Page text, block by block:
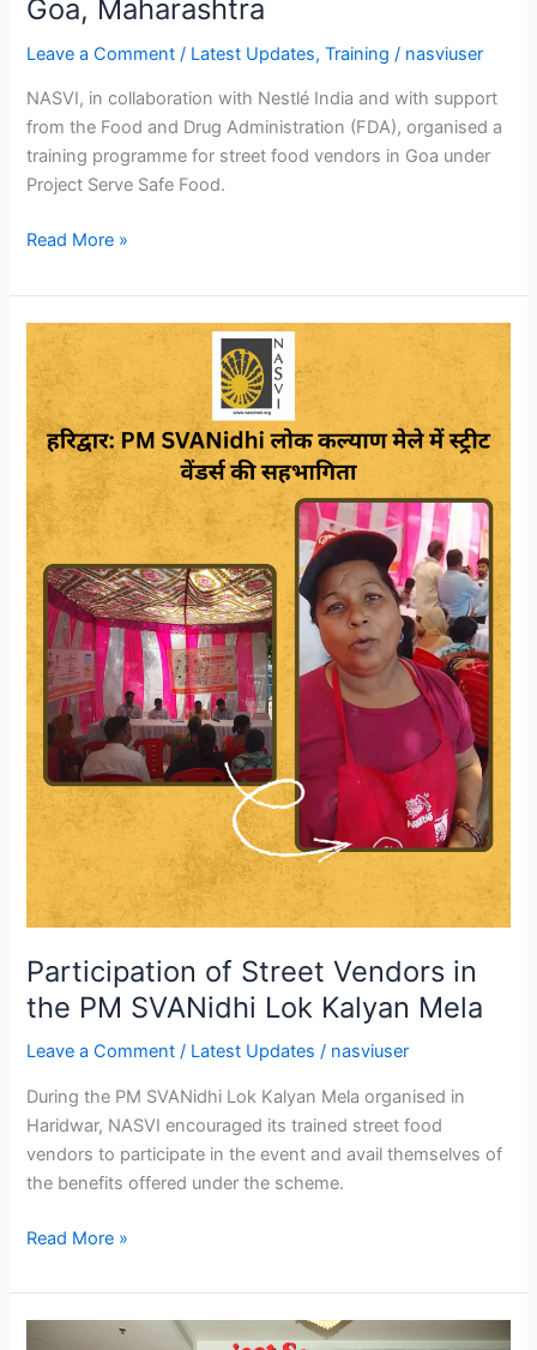
Goa, Maharashtra
Leave a Comment / Latest Updates,Training / nasviuser
NASVI, in collaboration with Nestlé India and with support
from the Food and Drug Administration (FDA), organised a
training programme for street food vendors in Goa under
Project Serve Safe Food.
Read More »
Participation of Street Vendors in
the PM SVANidhi Lok Kalyan Mela
Leave a Comment / Latest Updates / nasviuser
During the PM SVANidhi Lok Kalyan Mela organised in
Haridwar, NASVI encouraged its trained street food
vendors to participate in the event and avail themselves of
the benefits offered under the scheme.
Participation
of
Street
Vendors
in
the
PM
SVANidhi
Lok
Kalyan
Mela
Read More »